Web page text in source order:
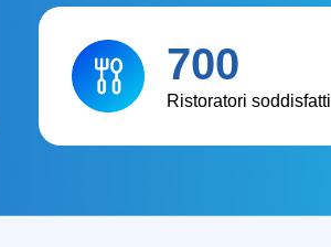
700
Ristoratori soddisfatti